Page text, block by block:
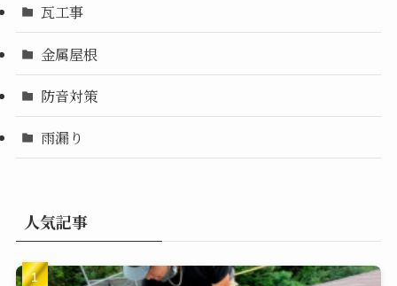
瓦工事
金属屋根
防音対策
雨漏り
人気記事